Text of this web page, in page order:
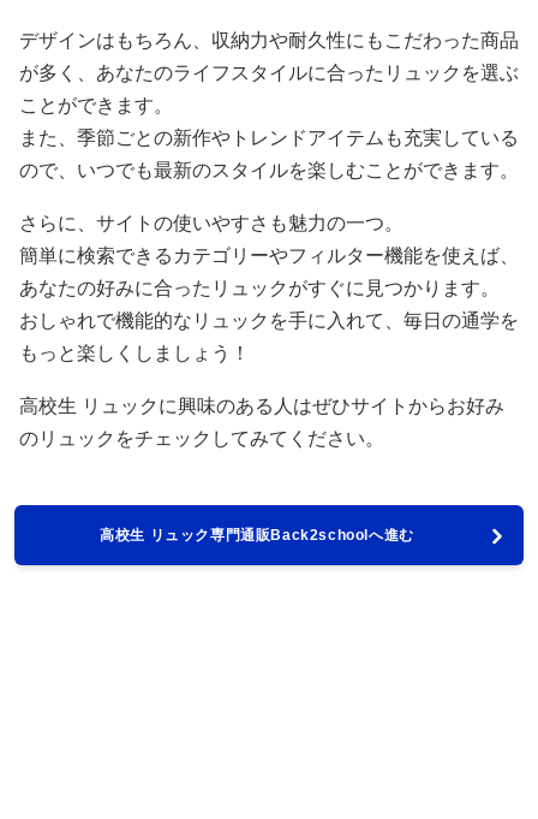
デザインはもちろん、収納力や耐久性にもこだわった商品
が多く、あなたのライフスタイルに合ったリュックを選ぶ
ことができます。
また、季節ごとの新作やトレンドアイテムも充実している
ので、いつでも最新のスタイルを楽しむことができます。
さらに、サイトの使いやすさも魅力の一つ。
簡単に検索できるカテゴリーやフィルター機能を使えば、
あなたの好みに合ったリュックがすぐに見つかります。
おしゃれで機能的なリュックを手に入れて、毎日の通学を
もっと楽しくしましょう！
高校生 リュックに興味のある人はぜひサイトからお好み
のリュックをチェックしてみてください。
高校生 リュック専門通販Back2schoolへ進む